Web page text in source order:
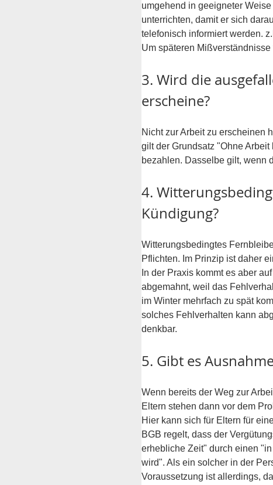
umgehend in geeigneter
unterrichten, damit er sich
telefonisch informiert werden.
Um späteren
3. Wird die
erscheine?
Nicht zur Arbeit zu erscheinen
gilt der Grundsatz "Ohne
bezahlen. Dasselbe gilt, wenn
4.
Kündigung?
Witterungsbedingtes
Pflichten. Im Prinzip ist daher
In der Praxis kommt es aber
abgemahnt, weil das
im Winter mehrfach zu spät
solches Fehlverhalten kann
denkbar.
5. Gibt es
Wenn bereits der Weg zur
Eltern stehen dann vor dem
Hier kann sich für Eltern für
BGB regelt, dass der
erhebliche Zeit" durch einen
wird". Als ein solcher in der
Voraussetzung ist allerdings,